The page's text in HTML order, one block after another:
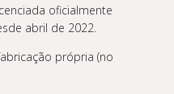
oficialmente
abril de 2022.
própria (no